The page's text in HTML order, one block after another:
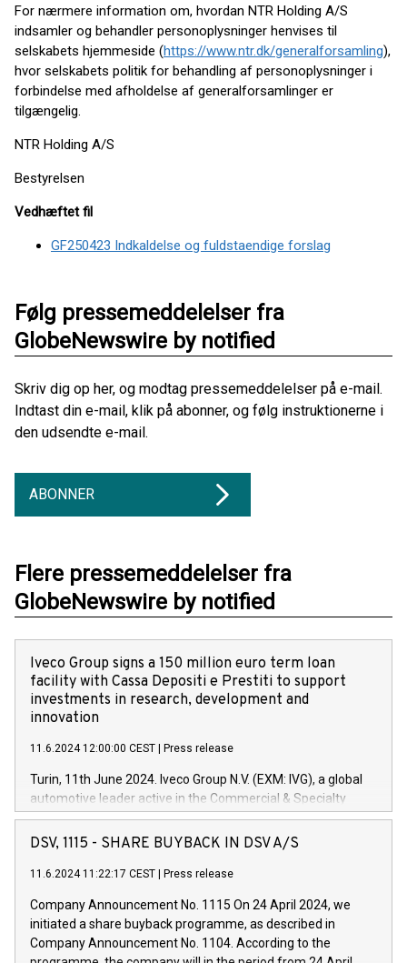
For nærmere information om, hvordan NTR Holding A/S
indsamler og behandler personoplysninger henvises til
selskabets hjemmeside (https://www.ntr.dk/generalforsamling),
hvor selskabets politik for behandling af personoplysninger i
forbindelse med afholdelse af generalforsamlinger er
tilgængelig.
NTR Holding A/S
Bestyrelsen
Vedhæftet fil
GF250423 Indkaldelse og fuldstaendige forslag
Følg pressemeddelelser fra
GlobeNewswire by notified
Skriv dig op her, og modtag pressemeddelelser på e-mail.
Indtast din e-mail, klik på abonner, og følg instruktionerne i
den udsendte e-mail.
ABONNER
Flere pressemeddelelser fra
GlobeNewswire by notified
Iveco Group signs a 150 million euro term loan
facility with Cassa Depositi e Prestiti to support
investments in research, development and
innovation
11.6.2024 12:00:00 CEST Press release
Turin, 11th June 2024. Iveco Group N.V. (EXM: IVG), a global
automotive leader active in the Commercial & Specialty
Vehicles, Powertrain and related Financial Services arenas,
has successfully signed a term loan facility of 150 million
new projects in Italy dedicated to research, development and
by CDP, Iveco Group will develop innovative technologies and
architectures in the field of electric propulsion and further
develop solutions for autonomous driving, digitalisation and
DSV, 1115 - SHARE BUYBACK IN DSV A/S
11.6.2024 11:22:17 CEST Press release
Company Announcement No. 1115 On 24 April 2024, we
initiated a share buyback programme, as described in
Company Announcement No. 1104. According to the